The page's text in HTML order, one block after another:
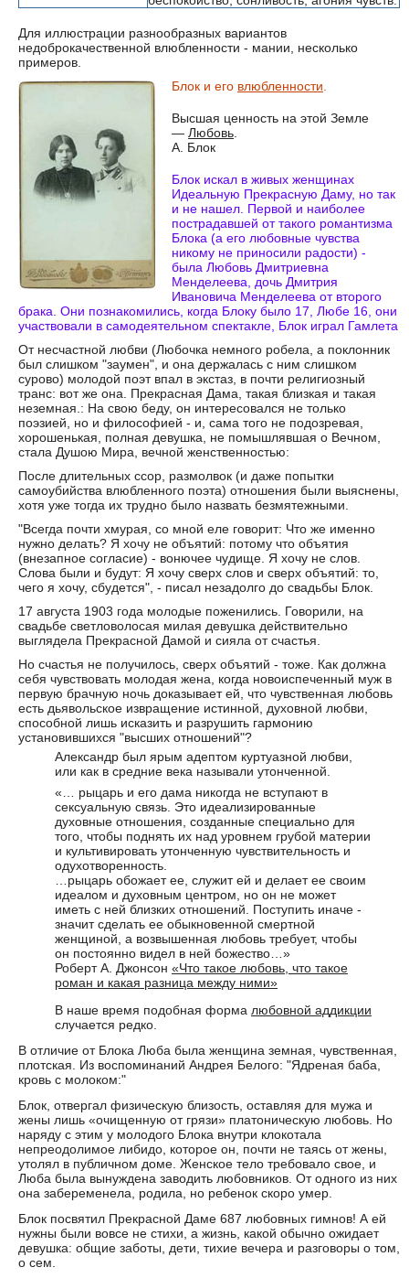
Для иллюстрации разнообразных вариантов
недоброкачественной влюбленности - мании, несколько
примеров.
Блок и его влюбленности
Высшая ценность на этой Земле
— Любовь
А. Блок
Блок искал в живых женщинах
Идеальную Прекрасную Даму, но так
и не нашел. Первой и наиболее
пострадавшей от такого романтизма
Блока (а его любовные чувства
никому не приносили радости) -
была Любовь Дмитриевна
Менделеева, дочь Дмитрия
Ивановича Менделеева от второго
брака. Они познакомились, когда Блоку было 17, Любе 16, они
участвовали в самодеятельном спектакле, Блок играл Гамлета
От несчастной любви (Любочка немного робела, а поклонник
был слишком "заумен", и она держалась с ним слишком
сурово) молодой поэт впал в экстаз, в почти религиозный
транс: вот же она. Прекрасная Дама, такая близкая и такая
неземная.: На свою беду, он интересовался не только
поэзией, но и философией - и, сама того не подозревая,
хорошенькая, полная девушка, не помышлявшая о Вечном,
стала Душою Мира, вечной женственностью:
После длительных ссор, размолвок (и даже попытки
самоубийства влюбленного поэта) отношения были выяснены,
хотя уже тогда их трудно было назвать безмятежными.
"Всегда почти хмурая, со мной еле говорит: Что же именно
нужно делать? Я хочу не объятий: потому что объятия
(внезапное согласие) - вонючее чудище. Я хочу не слов.
Слова были и будут: Я хочу сверх слов и сверх объятий: то,
чего я хочу, сбудется", - писал незадолго до свадьбы Блок.
17 августа 1903 года молодые поженились. Говорили, на
свадьбе светловолосая милая девушка действительно
выглядела Прекрасной Дамой и сияла от счастья.
Но счастья не получилось, сверх объятий - тоже. Как должна
себя чувствовать молодая жена, когда новоиспеченный муж в
первую брачную ночь доказывает ей, что чувственная любовь
есть дьявольское извращение истинной, духовной любви,
способной лишь исказить и разрушить гармонию
установившихся "высших отношений"?
Александр был ярым адептом куртуазной любви,
или как в средние века называли утонченной.
«… рыцарь и его дама никогда не вступают в
сексуальную связь. Это идеализированные
духовные отношения, созданные специально для
того, чтобы поднять их над уровнем грубой материи
и культивировать утонченную чувствительность и
одухотворенность.
…рыцарь обожает ее, служит ей и делает ее своим
идеалом и духовным центром, но он не может
иметь с ней близких отношений. Поступить иначе -
значит сделать ее обыкновенной смертной
женщиной, а возвышенная любовь требует, чтобы
он постоянно видел в ней божество…»
Роберт А. Джонсон «Что такое любовь, что такое
роман и какая разница между ними»
В наше время подобная форма любовной аддикции
случается редко.
В отличие от Блока Люба была женщина земная, чувственная,
плотская. Из воспоминаний Андрея Белого: "Ядреная баба,
кровь с молоком:"
Блок, отвергал физическую близость, оставляя для мужа и
жены лишь «очищенную от грязи» платоническую любовь. Но
наряду с этим у молодого Блока внутри клокотала
непреодолимое либидо, которое он, почти не таясь от жены,
утолял в публичном доме. Женское тело требовало свое, и
Люба была вынуждена заводить любовников. От одного из них
она забеременела, родила, но ребенок скоро умер.
Блок посвятил Прекрасной Даме 687 любовных гимнов! А ей
нужны были вовсе не стихи, а жизнь, какой обычно ожидает
девушка: общие заботы, дети, тихие вечера и разговоры о том,
о сем.